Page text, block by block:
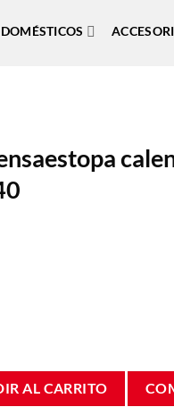
y caldera Junkers
AL CARRITO